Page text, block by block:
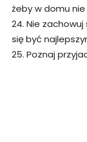
żeby w domu
24. Nie
się być
25. Poznaj